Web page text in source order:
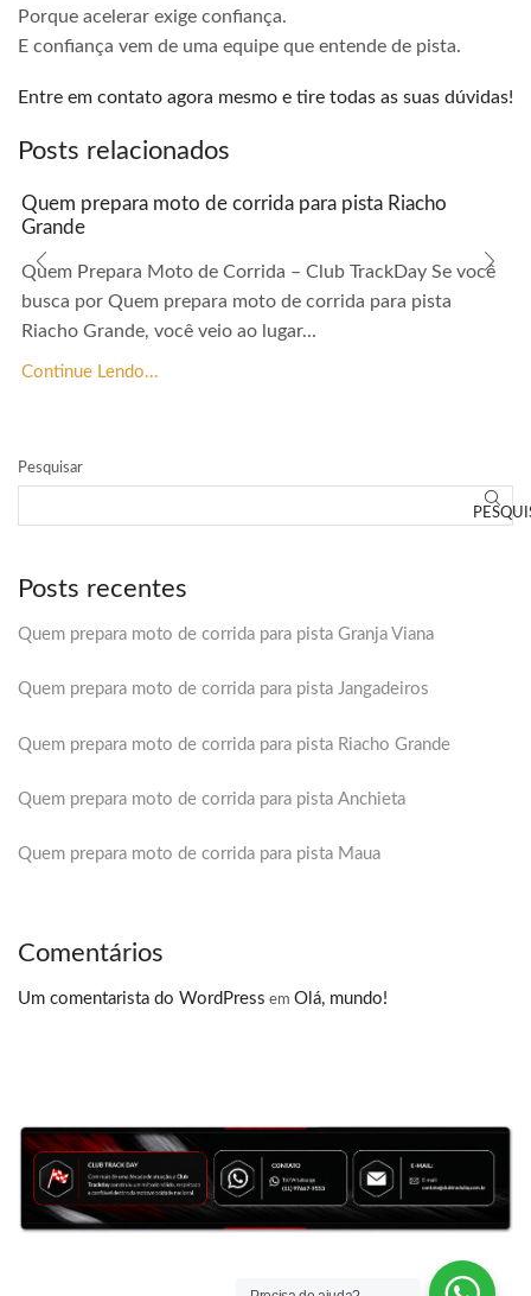
Porque acelerar exige confiança.
E confiança vem de uma equipe que entende de pista.
Entre em contato agora mesmo e tire todas as suas dúvidas!
Posts relacionados
Quem prepara moto de corrida para pista Riacho
Grande
Quem Prepara Moto de Corrida – Club TrackDay Se você
busca por Quem prepara moto de corrida para pista
Riacho Grande, você veio ao lugar...
Continue Lendo...
Pesquisar
Posts recentes
Quem prepara moto de corrida para pista Granja Viana
Quem prepara moto de corrida para pista Jangadeiros
Quem prepara moto de corrida para pista Riacho Grande
Quem prepara moto de corrida para pista Anchieta
Quem prepara moto de corrida para pista Maua
Comentários
Um comentarista do WordPress em Olá, mundo!